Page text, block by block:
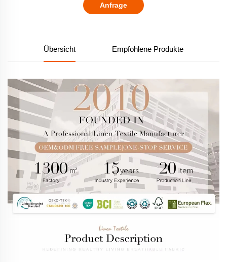
Anfrage
Übersicht Empfohlene Produkte